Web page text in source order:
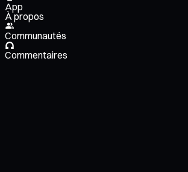
App
À propos
Communautés
Commentaires